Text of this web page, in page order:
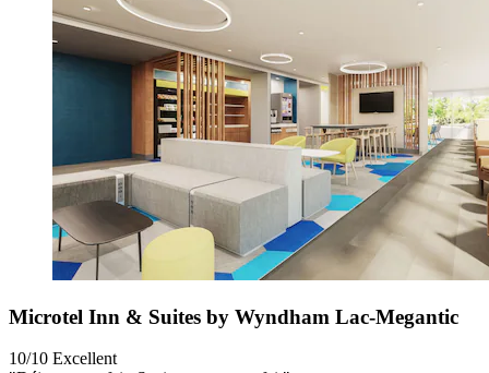
Microtel Inn & Suites by Wyndham Lac-Megantic
10/10 Excellent